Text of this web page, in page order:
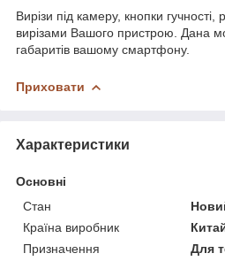
Вирізи під камеру, кнопки
вирізами Вашого пристрою. Дана
габаритів вашому смартфону.
Приховати
Характеристики
Основні
Стан
Країна виробник
Призначення
Для